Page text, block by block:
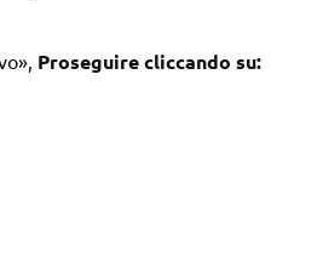
Proseguire cliccando su: